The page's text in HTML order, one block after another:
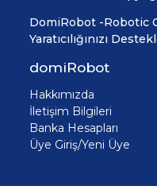
DomiRobot -Robotic
Yaratıcılığınızı
domiRobot
Hakkımızda
İletişim Bilgileri
Banka Hesapları
Üye Giriş/Yeni Üye